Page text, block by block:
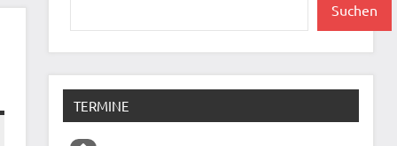
Suchen
TERMINE